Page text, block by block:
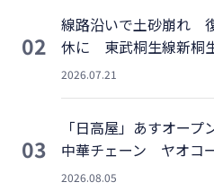
02
線路沿いで土砂崩れ
休に 東武桐生線新桐
2026.07.21
03
「日高屋」あすオー
中華チェーン ヤオコ
2026.08.05